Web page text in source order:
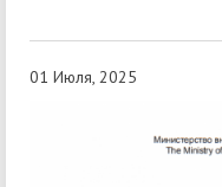
01 Июля, 2025